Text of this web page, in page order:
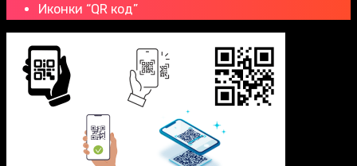
Иконки “QR код”